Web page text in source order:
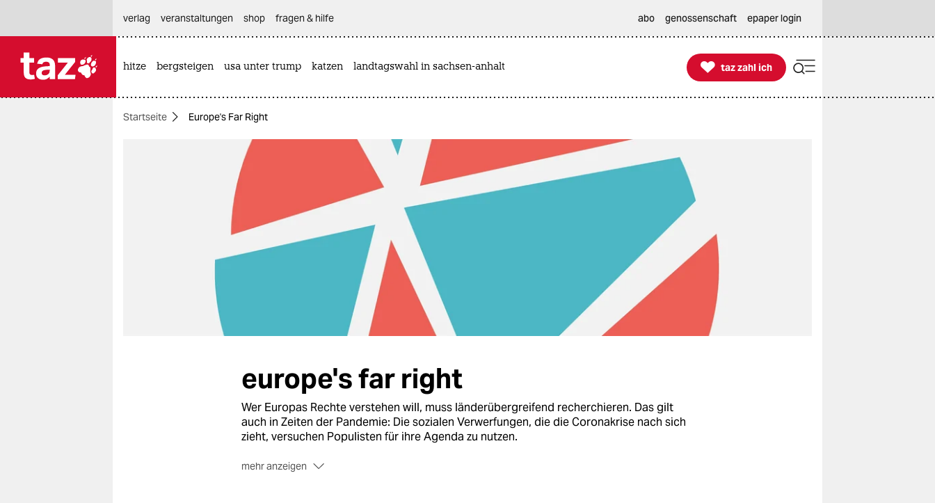
themen
verlag
veranstaltungen shop fragen & hilfe abo genossenschaft epaper login
hitze bergsteigen usa unter trump katzen landtagswahl in sachsen-anhalt 
taz zahl ich
taz zahl ich
Startseite Europe's Far Right
europe's far right
Wer Europas Rechte verstehen will, muss länderübergreifend recherchieren. Das gilt
auch in Zeiten der Pandemie: Die sozialen Verwerfungen, die die Coronakrise nach sich
zieht, versuchen Populisten für ihre Agenda zu nutzen.
mehr anzeigen